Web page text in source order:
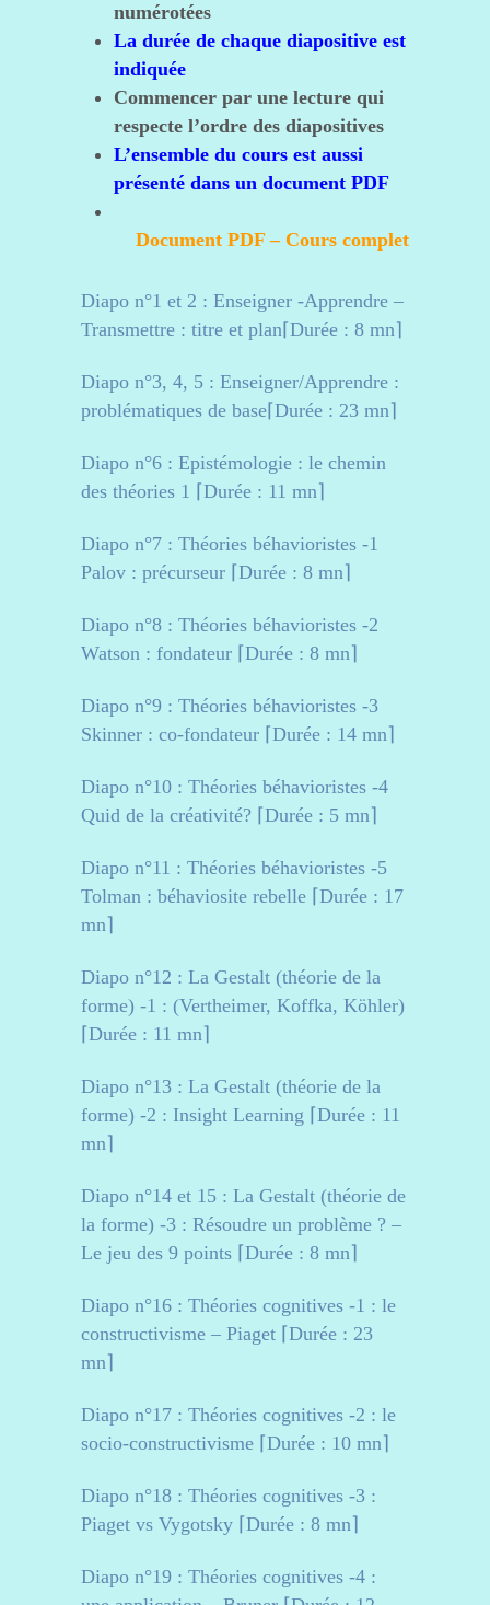
numérotées
La durée de chaque diapositive est
indiquée
Commencer par une lecture qui
respecte l’ordre des diapositives
L’ensemble du cours est aussi
présenté dans un document PDF
Document PDF – Cours complet
Diapo n°1 et 2 : Enseigner -Apprendre –
Transmettre : titre et plan⌈Durée : 8 mn⌉
Diapo n°3, 4, 5 : Enseigner/Apprendre :
problématiques de base⌈Durée : 23 mn⌉
Diapo n°6 : Epistémologie : le chemin
des théories 1 ⌈Durée : 11 mn⌉
Diapo n°7 : Théories béhavioristes -1
Palov : précurseur ⌈Durée : 8 mn⌉
Diapo n°8 : Théories béhavioristes -2
Watson : fondateur ⌈Durée : 8 mn⌉
Diapo n°9 : Théories béhavioristes -3
Skinner : co-fondateur ⌈Durée : 14 mn⌉
Diapo n°10 : Théories béhavioristes -4
Quid de la créativité? ⌈Durée : 5 mn⌉
Diapo n°11 : Théories béhavioristes -5
Tolman : béhaviosite rebelle ⌈Durée : 17
mn⌉
Diapo n°12 : La Gestalt (théorie de la
forme) -1 : (Vertheimer, Koffka, Köhler)
⌈Durée : 11 mn⌉
Diapo n°13 : La Gestalt (théorie de la
forme) -2 : Insight Learning ⌈Durée : 11
mn⌉
Diapo n°14 et 15 : La Gestalt (théorie de
la forme) -3 : Résoudre un problème ? –
Le jeu des 9 points ⌈Durée : 8 mn⌉
Diapo n°16 : Théories cognitives -1 : le
constructivisme – Piaget ⌈Durée : 23
mn⌉
Diapo n°17 : Théories cognitives -2 : le
socio-constructivisme ⌈Durée : 10 mn⌉
Diapo n°18 : Théories cognitives -3 :
Piaget vs Vygotsky ⌈Durée : 8 mn⌉
Diapo n°19 : Théories cognitives -4 :